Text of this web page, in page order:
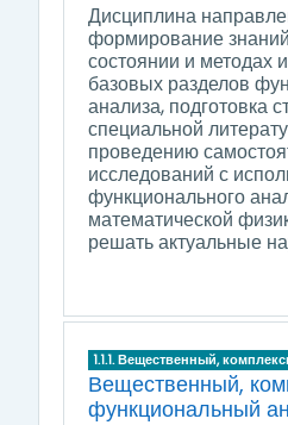
Дисциплина
формирование
состоянии и методах
базовых разделов
анализа, подготовка
специальной
проведению
исследований с
функционального
математической
решать актуальные
1.1.1. Вещественный,
Вещественный,
функциональный